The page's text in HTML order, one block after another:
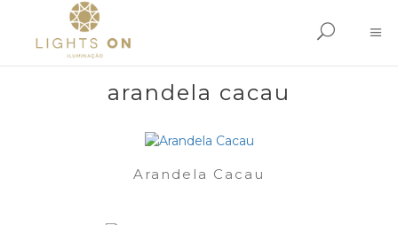
arandela cacau
Arandela Cacau